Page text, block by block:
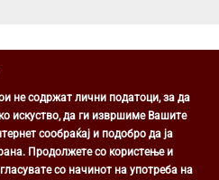
Центар
бр. 1, Скопје
не содржат лични податоци, за да
искуство, да ги извршиме Вашите
сообраќај и подобро да ја
Продолжете со користење и
со начинот на употреба на